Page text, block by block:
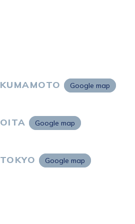
KUMAMOTO Google map
OITA Google map
TOKYO Google map